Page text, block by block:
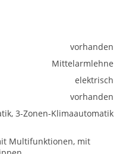
vorhanden
Mittelarmlehne
elektrisch
vorhanden
3-Zonen-Klimaautomatik
Multifunktionen, mit